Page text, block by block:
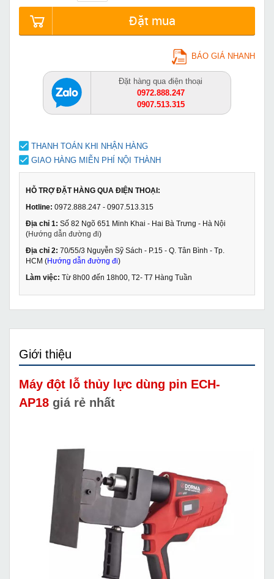
Đặt mua
BÁO GIÁ NHANH
Đặt hàng qua điện thoại
0972.888.247
0907.513.315
THANH TOÁN KHI NHẬN HÀNG
GIAO HÀNG MIỄN PHÍ NỘI THÀNH
HỖ TRỢ ĐẶT HÀNG QUA ĐIỆN THOẠI:
Hotline: 0972.888.247 - 0907.513.315
Địa chỉ 1: Số 82 Ngõ 651 Minh Khai - Hai Bà Trưng - Hà Nội
(Hướng dẫn đường đi)
Địa chỉ 2: 70/55/3 Nguyễn Sỹ Sách - P.15 - Q. Tân Bình - Tp.
HCM (Hướng dẫn đường đi)
Làm việc: Từ 8h00 đến 18h00, T2- T7 Hàng Tuần
Giới thiệu
Máy đột lỗ thủy lực dùng pin ECH-
AP18 giá rẻ nhất